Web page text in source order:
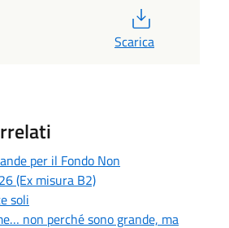
Scarica
per il Fondo Non
(Ex misura B2)
soli
non perché sono grande, ma